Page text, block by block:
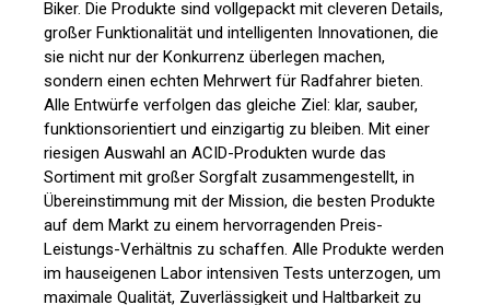
Biker. Die Produkte sind vollgepackt mit cleveren Details,
großer Funktionalität und intelligenten Innovationen, die
sie nicht nur der Konkurrenz überlegen machen,
sondern einen echten Mehrwert für Radfahrer bieten.
Alle Entwürfe verfolgen das gleiche Ziel: klar, sauber,
funktionsorientiert und einzigartig zu bleiben. Mit einer
riesigen Auswahl an ACID-Produkten wurde das
Sortiment mit großer Sorgfalt zusammengestellt, in
Übereinstimmung mit der Mission, die besten Produkte
auf dem Markt zu einem hervorragenden Preis-
Leistungs-Verhältnis zu schaffen. Alle Produkte werden
im hauseigenen Labor intensiven Tests unterzogen, um
maximale Qualität, Zuverlässigkeit und Haltbarkeit zu